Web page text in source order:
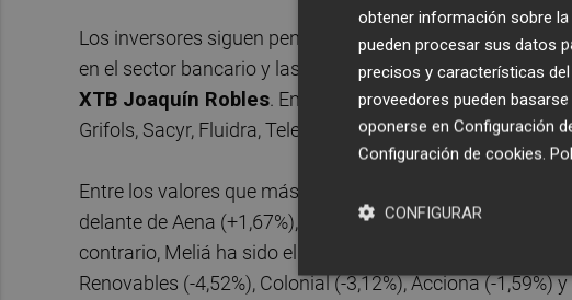
Los inversores siguen pendientes de las expectativas
en el sector bancario y las negociaciones sobre el
XTB Joaquín Robles. Entre los resultados que se han
Grifols, Sacyr, Fluidra, Telefónica o Técnicas Reunidas,
Entre los valores que más han subido este viernes
delante de Aena (+1,67%), Acerinox (+1,60%),
contrario, Meliá ha sido el valor que más ha caído este
Renovables (-4,52%), Colonial (-3,12%), Acciona (-1,59%) y
obtener información sobre
pueden procesar sus datos
precisos y características
proveedores pueden
oponerse en Configuración
Configuración de cookies.
CONFIGURAR